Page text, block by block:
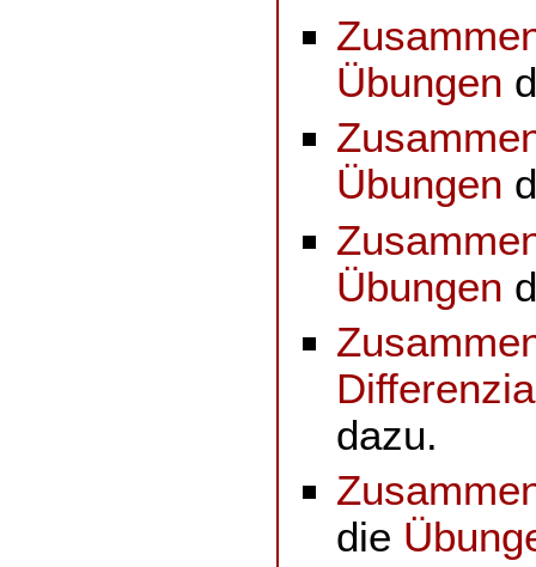
Übungen
Übungen
Übungen
dazu.
die